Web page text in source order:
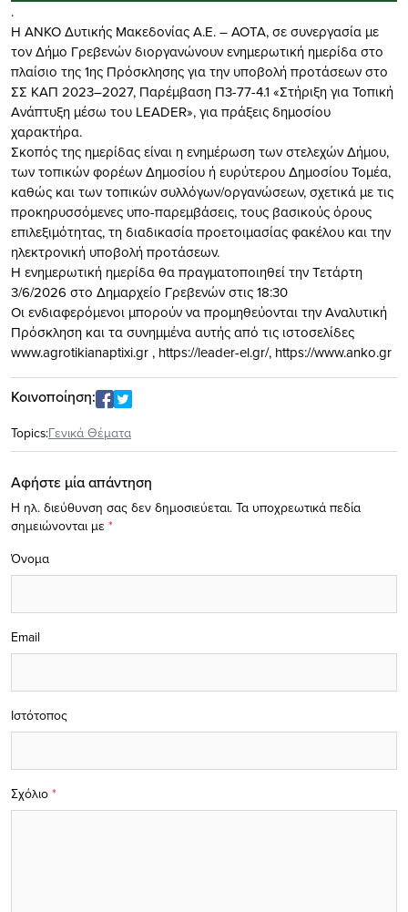
.
Η ΑΝΚΟ Δυτικής Μακεδονίας Α.Ε. – ΑΟΤΑ, σε συνεργασία με
τον Δήμο Γρεβενών διοργανώνουν ενημερωτική ημερίδα στο
πλαίσιο της 1ης Πρόσκλησης για την υποβολή προτάσεων στο
ΣΣ ΚΑΠ 2023–2027, Παρέμβαση Π3-77-4.1 «Στήριξη για Τοπική
Ανάπτυξη μέσω του LEADER», για πράξεις δημοσίου
χαρακτήρα.
Σκοπός της ημερίδας είναι η ενημέρωση των στελεχών Δήμου,
των τοπικών φορέων Δημοσίου ή ευρύτερου Δημοσίου Τομέα,
καθώς και των τοπικών συλλόγων/οργανώσεων, σχετικά με τις
προκηρυσσόμενες υπο-παρεμβάσεις, τους βασικούς όρους
επιλεξιμότητας, τη διαδικασία προετοιμασίας φακέλου και την
ηλεκτρονική υποβολή προτάσεων.
Η ενημερωτική ημερίδα θα πραγματοποιηθεί την Τετάρτη
3/6/2026 στο Δημαρχείο Γρεβενών στις 18:30
Οι ενδιαφερόμενοι μπορούν να προμηθεύονται την Αναλυτική
Πρόσκληση και τα συνημμένα αυτής από τις ιστοσελίδες
www.agrotikianaptixi.gr , https://leader-el.gr/, https://www.anko.gr
Κοινοποίηση:
Topics:Γενικά Θέματα
Αφήστε μία απάντηση
Η ηλ. διεύθυνση σας δεν δημοσιεύεται. Τα υποχρεωτικά πεδία
σημειώνονται με *
Σχόλιο *
Όνομα
Email
Ιστότοπος